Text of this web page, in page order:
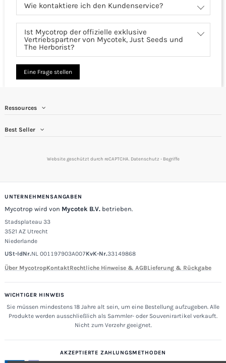
Wie kontaktiere ich den Kundenservice?
Ist Mycotrop der offizielle exklusive
Vertriebspartner von Mycotek, Just Seeds und
The Herborist?
Eine Frage stellen
Ressources
Best Seller
Website geschützt durch reCAPTCHA. Datenschutz - Begriffe
UNTERNEHMENSANGABEN
Mycotrop wird von Mycotek B.V. betrieben.
Stadsplateau 33
3521 AZ Utrecht
Niederlande
USt-IdNr.NL 001197903A007KvK-Nr.33149868
Über MycotropKontaktRechtliche Hinweise & AGBLieferung & Rückgabe
WICHTIGER HINWEIS
Sie müssen mindestens 18 Jahre alt sein, um eine Bestellung aufzugeben. Alle
Produkte werden ausschließlich als Sammler- oder Souvenirartikel verkauft.
Nicht zum Verzehr geeignet.
AKZEPTIERTE ZAHLUNGSMETHODEN